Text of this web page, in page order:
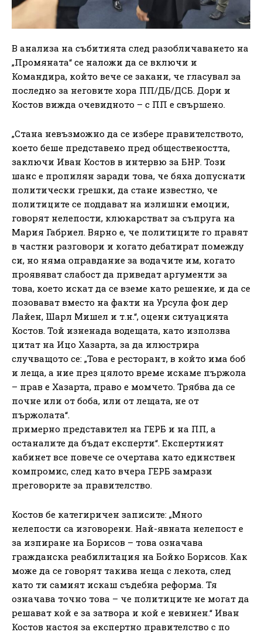
В анализа на събитията след разобличаването на
„Промяната“ се наложи да се включи и
Командира, който вече се закани, че гласувал за
последно за неговите хора ПП/ДБ/ДСБ. Дори и
Костов вижда очевидното – с ПП е свършено.
„Стана невъзможно да се избере правителството,
което беше представено пред обществеността,
заключи Иван Костов в интервю за БНР. Този
шанс е пропилян заради това, че бяха допуснати
политически грешки, да стане известно, че
политиците се поддават на излишни емоции,
говорят нелепости, клюкарстват за съпруга на
Мария Габриел. Вярно е, че политиците го правят
в частни разговори и когато дебатират помежду
си, но няма оправдание за водачите им, когато
проявяват слабост да приведат аргументи за
това, което искат да се вземе като решение, и да се
позовават вместо на факти на Урсула фон дер
Лайен, Шарл Мишел и т.н.“, оцени ситуацията
Костов. Той изненада водещата, като използва
цитат на Ицо Хазарта, за да илюстрира
случващото се: „Това е ресторант, в който има боб
и леща, а ние през цялото време искаме пържола
– прав е Хазарта, право е момчето. Трябва да се
почне или от боба, или от лещата, не от
пържолата“.
примерно представител на ГЕРБ и на ПП, а
останалите да бъдат експерти“. Експертният
кабинет все повече се очертава като единствен
компромис, след като вчера ГЕРБ замрази
преговорите за правителство.
Костов бе категиричен записите: „Много
нелепости са изговорени. Най-явната нелепост е
за изпиране на Борисов – това означава
гражданска реабилитация на Бойко Борисов. Как
може да се говорят такива неща с лекота, след
като ти самият искаш съдебна реформа. Тя
означава точно това – че политиците не могат да
решават кой е за затвора и кой е невинен.“ Иван
Костов настоя за експертно правителство с по